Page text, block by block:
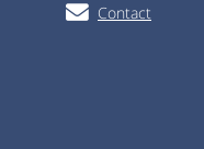
Contact